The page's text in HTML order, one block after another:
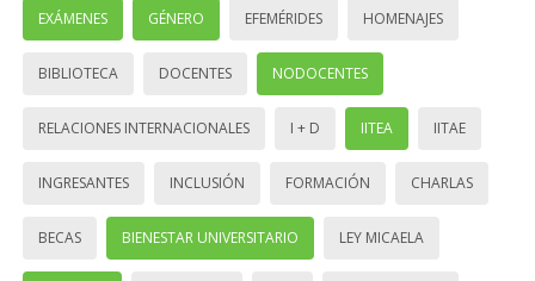
EXÁMENES GÉNERO EFEMÉRIDES HOMENAJES
BIBLIOTECA DOCENTES NODOCENTES
RELACIONES INTERNACIONALES I + D IITEA IITAE
INGRESANTES INCLUSIÓN FORMACIÓN CHARLAS
BECAS BIENESTAR UNIVERSITARIO LEY MICAELA